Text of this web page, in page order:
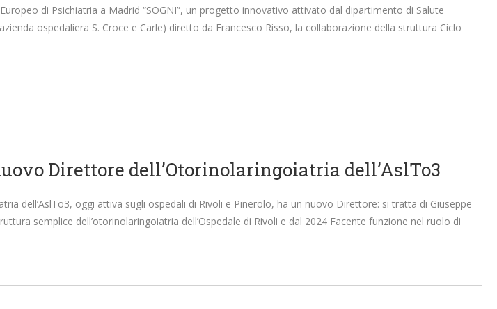
di Psichiatria a Madrid “SOGNI”, un progetto innovativo attivato dal dipartimento di Salute
ospedaliera S. Croce e Carle) diretto da Francesco Risso, la collaborazione della struttura Ciclo
Direttore dell’Otorinolaringoiatria dell’AslTo3
dell’AslTo3, oggi attiva sugli ospedali di Rivoli e Pinerolo, ha un nuovo Direttore: si tratta di Giuseppe
semplice dell’otorinolaringoiatria dell’Ospedale di Rivoli e dal 2024 Facente funzione nel ruolo di